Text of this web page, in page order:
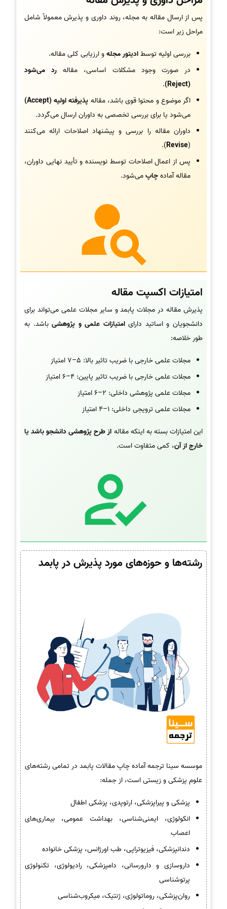
پس از ارسال مقاله به مجله، روند داوری و پذیرش معمولاً شامل
مراحل زیر است:
بررسی اولیه توسطادیتور مجلهو ارزیابی کلی مقاله.
در صورت وجود مشکلات اساسی، مقاله رد می‌شود
(Reject)
.
اگر موضوع و محتوا قوی باشد، مقاله پذیرفته اولیه (Accept)
می‌شود یا برای بررسی تخصصی به داوران ارسال می‌گردد.
داوران مقاله را بررسی و پیشنهاد اصلاحات ارائه می‌کنند
(
Revise
).
پس از اعمال اصلاحات توسط نویسنده و تأیید نهایی داوران،
مقاله آمادهچاپمی‌شود.
امتیازات اکسپت مقاله
پذیرش مقاله در مجلات پابمد و سایر مجلات علمی می‌تواند برای
دانشجویان و اساتید دارایامتیازات علمی و پژوهشیباشد. به
طور خلاصه:
مجلات علمی خارجی با ضریب تاثیر بالا: 5–7 امتیاز
مجلات علمی خارجی با ضریب تاثیر پایین: 4–6 امتیاز
مجلات علمی پژوهشی داخلی: 2–6 امتیاز
مجلات علمی ترویجی داخلی: 1–4 امتیاز
این امتیازات بسته به اینکه مقاله از طرح پژوهشی دانشجو باشد یا
خارج از آن، کمی متفاوت است.
رشته‌ها و حوزه‌های مورد پذیرش در پابمد
موسسه سینا ترجمه آماده چاپ مقالات پابمد در تمامی رشته‌های
علوم پزشکی و زیستی است، از جمله:
پزشکی و پیراپزشکی، ارتوپدی، پزشکی اطفال
انکولوژی، ایمنی‌شناسی، بهداشت عمومی، بیماری‌های
اعصاب
دندانپزشکی، فیزیوتراپی، طب اورژانس، پزشکی خانواده
داروسازی و دارورسانی، دامپزشکی، رادیولوژی، تکنولوژی
پرتوشناسی
روان‌پزشکی، روماتولوژی، ژنتیک، میکروب‌شناسی